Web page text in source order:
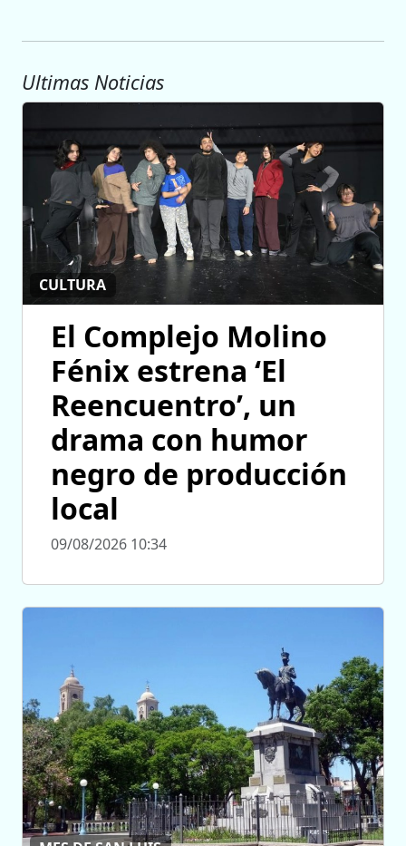
Ultimas Noticias
CULTURA
El Complejo Molino
Fénix estrena ‘El
Reencuentro’, un
drama con humor
negro de producción
local
09/08/2026 10:34